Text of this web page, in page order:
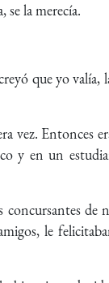
se la merecía.
que yo valía,
vez. Entonces
y en un
de
le